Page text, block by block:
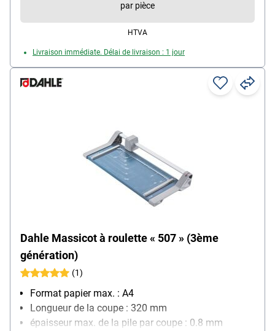
par pièce
HTVA
Livraison immédiate. Délai de livraison : 1 jour
Dahle Massicot à roulette « 507 » (3ème
génération)
(1)
Format papier max. : A4
Longueur de la coupe : 320 mm
épaisseur max. de la pile par coupe : 0.8 mm